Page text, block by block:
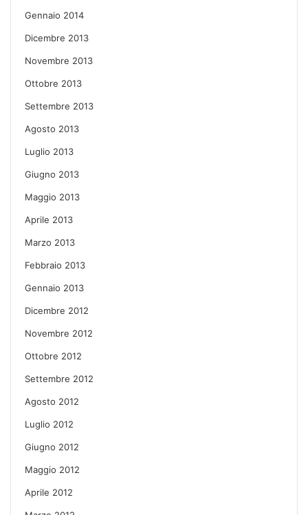
Gennaio 2014
Dicembre 2013
Novembre 2013
Ottobre 2013
Settembre 2013
Agosto 2013
Luglio 2013
Giugno 2013
Maggio 2013
Aprile 2013
Marzo 2013
Febbraio 2013
Gennaio 2013
Dicembre 2012
Novembre 2012
Ottobre 2012
Settembre 2012
Agosto 2012
Luglio 2012
Giugno 2012
Maggio 2012
Aprile 2012